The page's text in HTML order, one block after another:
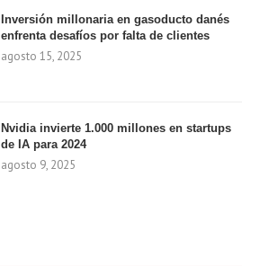
Inversión millonaria en gasoducto danés
enfrenta desafíos por falta de clientes
agosto 15, 2025
Nvidia invierte 1.000 millones en startups
de IA para 2024
agosto 9, 2025